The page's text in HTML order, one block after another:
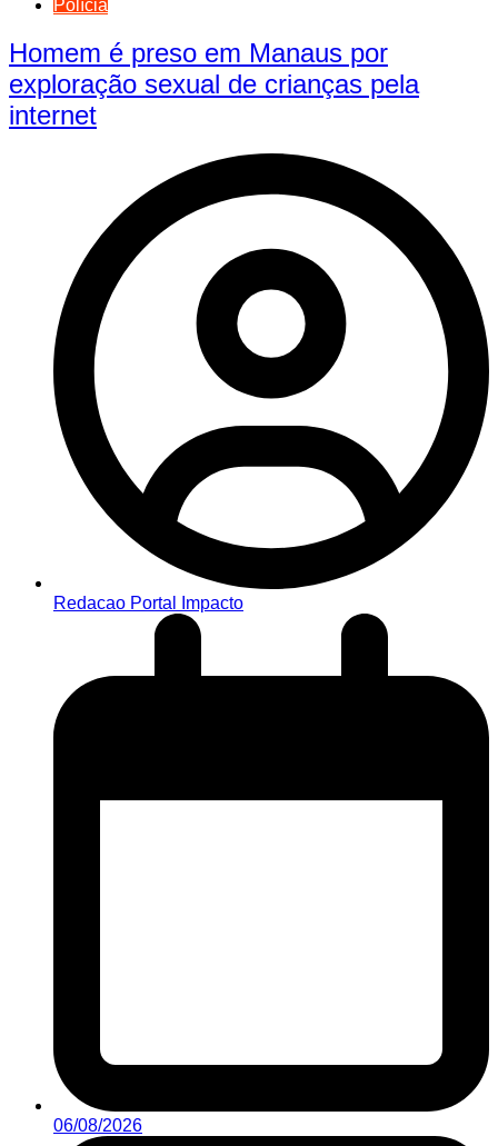
Polícia
Homem é preso em Manaus por
exploração sexual de crianças pela
internet
Redacao Portal Impacto
06/08/2026